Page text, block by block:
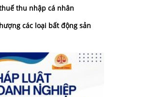
thu nhập cá nhân
các loại bất động sản